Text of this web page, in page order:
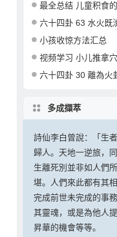
最全总结 儿童积食
六十四卦 63 水火既
小孩收惊方法汇总
视频学习 小儿推拿穴位之清天
六十四卦 30 離為火
多成擷萃
詩仙李白曾說：「生
歸人。天地一逆旅，
生離死別並非如人們
堪。人們來此都有其
完成前世未完成的事
其靈魂，或是為他人
昇華的機會等等。